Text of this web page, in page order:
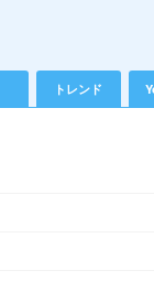
トレンド